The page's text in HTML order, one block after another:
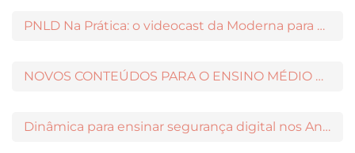
PNLD Na Prática: o videocast da Moderna para apoiar a escolha das obras aprovadas
NOVOS CONTEÚDOS PARA O ENSINO MÉDIO DISPONÍVEIS NO MODERNAMIGOS
Dinâmica para ensinar segurança digital nos Anos Iniciais